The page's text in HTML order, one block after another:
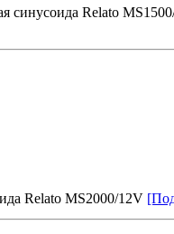
синусоида Relato
Relato MS2000/12V